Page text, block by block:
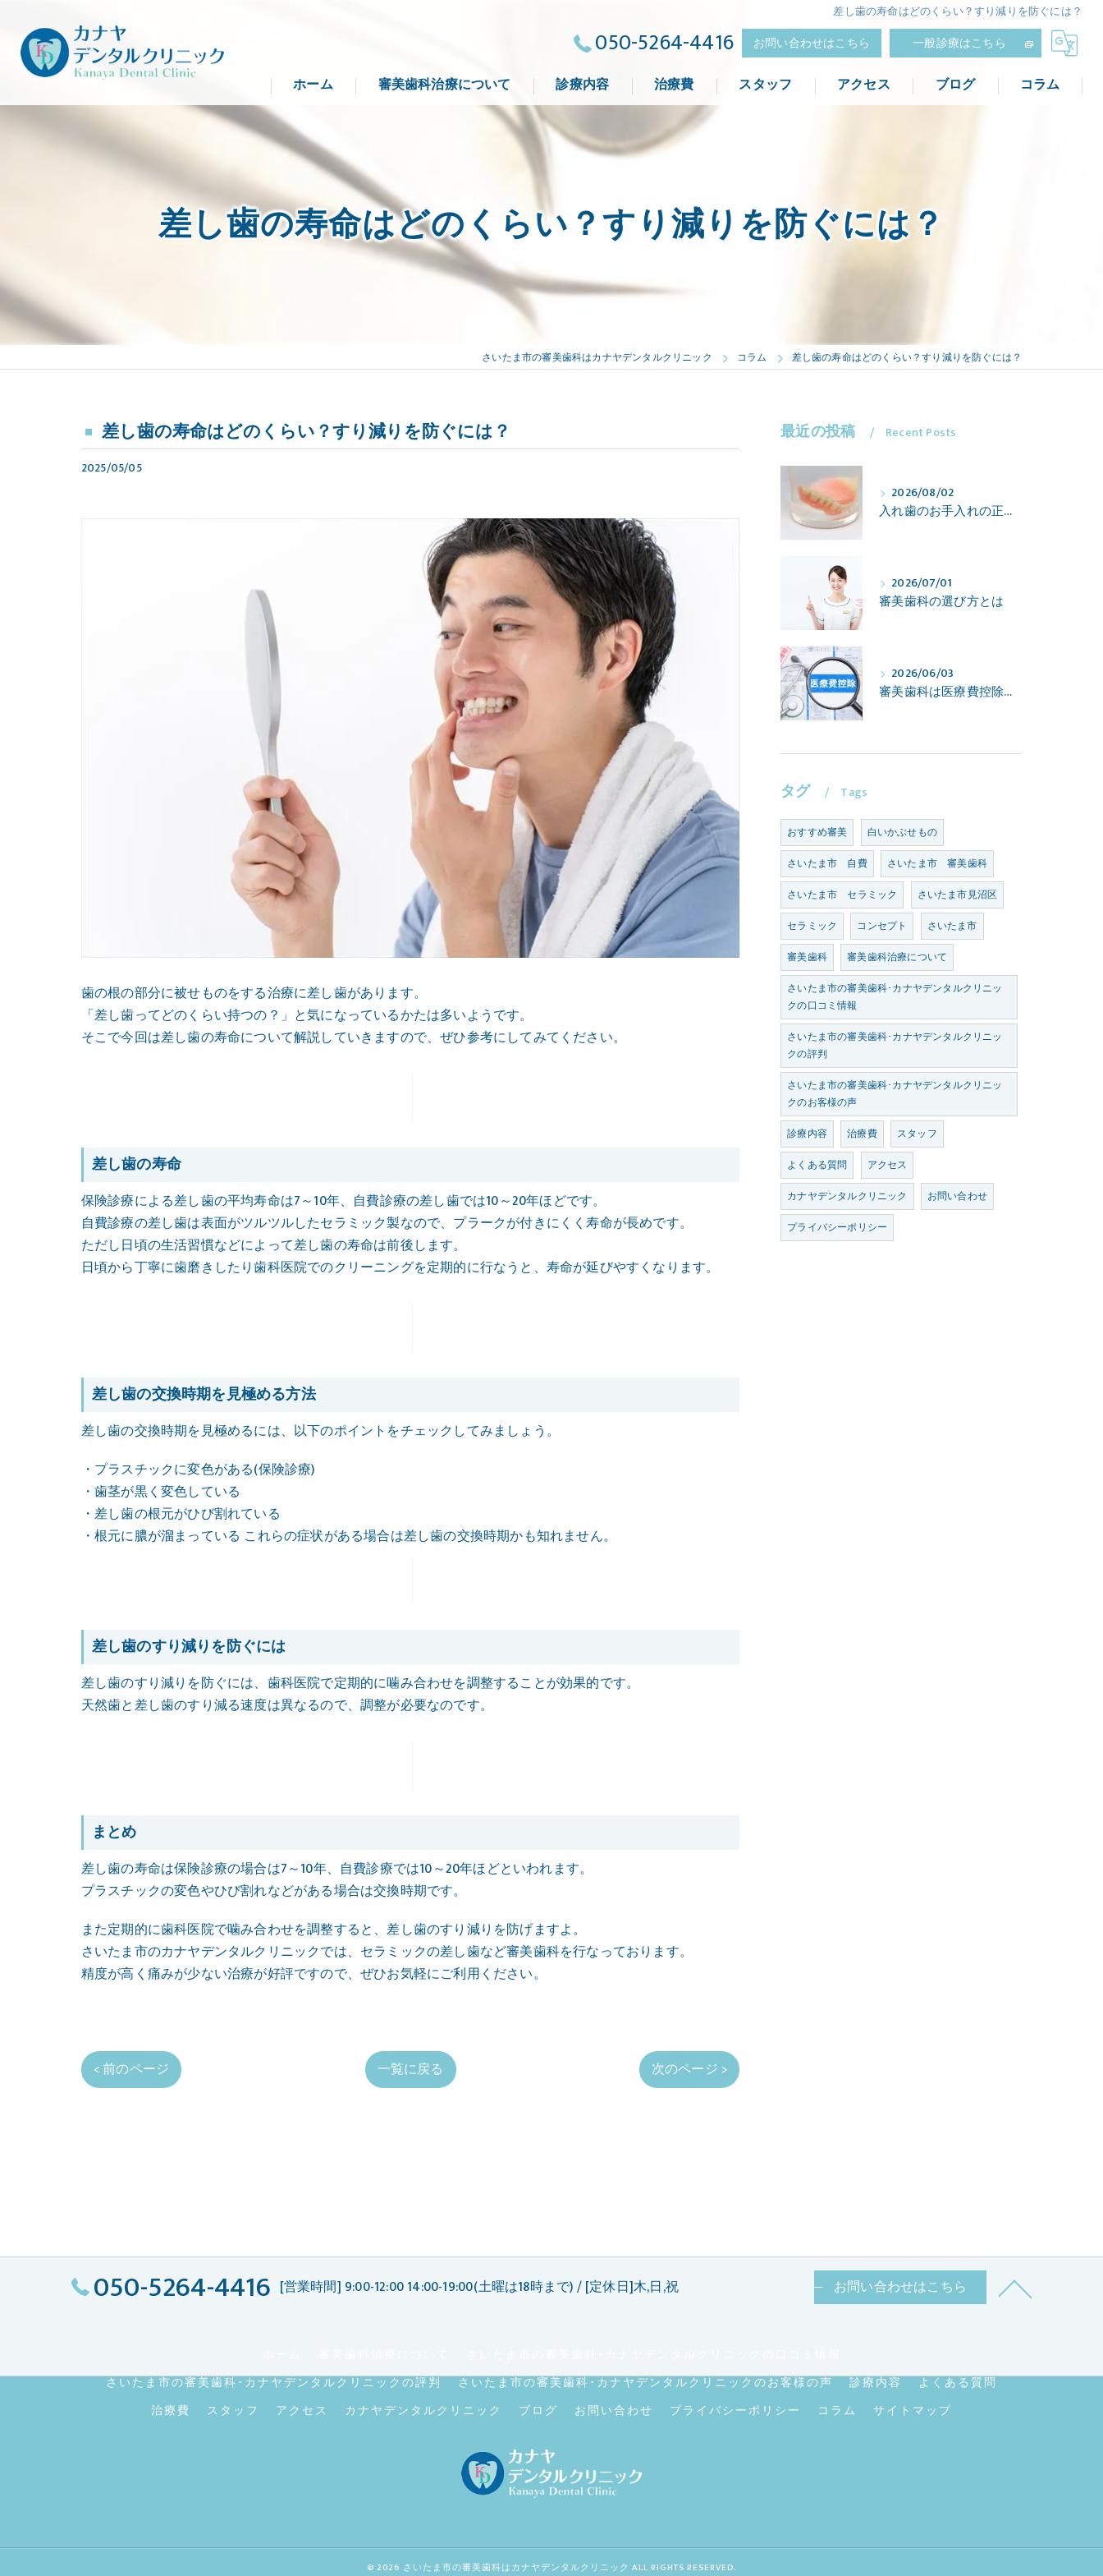
差し歯の寿命はどのくらい？すり減りを防ぐには？
050-5264-4416 お問い合わせはこちら 一般診療はこちら
ホーム 審美歯科治療について 診療内容
よくある質問
治療費 スタッフ アクセス ブログ コラム
差し歯の寿命はどのくらい？すり減りを防ぐには？
さいたま市の審美歯科はカナヤデンタルクリニック コラム 差し歯の寿命はどのくらい？すり減りを防ぐには？
差し歯の寿命はどのくらい？すり減りを防ぐには？
2025/05/05
歯の根の部分に被せものをする治療に差し歯があります。
「差し歯ってどのくらい持つの？」と気になっているかたは多いようです。
そこで今回は差し歯の寿命について解説していきますので、ぜひ参考にしてみてください。
差し歯の寿命
保険診療による差し歯の平均寿命は7～10年、自費診療の差し歯では10～20年ほどです。
自費診療の差し歯は表面がツルツルしたセラミック製なので、プラークが付きにくく寿命が長めです。
ただし日頃の生活習慣などによって差し歯の寿命は前後します。
日頃から丁寧に歯磨きしたり歯科医院でのクリーニングを定期的に行なうと、寿命が延びやすくなります。
差し歯の交換時期を見極める方法
差し歯の交換時期を見極めるには、以下のポイントをチェックしてみましょう。
・プラスチックに変色がある(保険診療)
・歯茎が黒く変色している
・差し歯の根元がひび割れている
・根元に膿が溜まっている これらの症状がある場合は差し歯の交換時期かも知れません。
差し歯のすり減りを防ぐには
差し歯のすり減りを防ぐには、歯科医院で定期的に噛み合わせを調整することが効果的です。
天然歯と差し歯のすり減る速度は異なるので、調整が必要なのです。
まとめ
差し歯の寿命は保険診療の場合は7～10年、自費診療では10～20年ほどといわれます。
プラスチックの変色やひび割れなどがある場合は交換時期です。
また定期的に歯科医院で噛み合わせを調整すると、差し歯のすり減りを防げますよ。
さいたま市のカナヤデンタルクリニックでは、セラミックの差し歯など審美歯科を行なっております。
精度が高く痛みが少ない治療が好評ですので、ぜひお気軽にご利用ください。
< 前のページ 一覧に戻る 次のページ >
最近の投稿 Recent Posts
2026/08/02
入れ歯のお手入れの正しいタイミングを知りたい
2026/07/01
審美歯科の選び方とは
2026/06/03
審美歯科は医療費控除の対象になる？
タグ Tags
おすすめ審美
白いかぶせもの
さいたま市 自費
さいたま市 審美歯科
さいたま市 セラミック
さいたま市見沼区
セラミック
コンセプト
さいたま市
審美歯科
審美歯科治療について
さいたま市の審美歯科･カナヤデンタルクリニッ
クの口コミ情報
さいたま市の審美歯科･カナヤデンタルクリニッ
クの評判
さいたま市の審美歯科･カナヤデンタルクリニッ
クのお客様の声
診療内容
治療費
スタッフ
よくある質問
アクセス
カナヤデンタルクリニック
お問い合わせ
プライバシーポリシー
050-5264-4416 [営業時間] 9:00-12:00 14:00-19:00(土曜は18時まで) / [定休日]木,日,祝 お問い合わせはこちら
さいたま市の審美歯科･カナヤデンタルクリニックの評判
さいたま市の審美歯科･カナヤデンタルクリニックのお客様の声 診療内容
よくある質問
治療費
スタッフ アクセス カナヤデンタルクリニック ブログ お問い合わせ プライバシーポリシー コラム サイトマップ
© 2026 さいたま市の審美歯科はカナヤデンタルクリニック ALL RIGHTS RESERVED.